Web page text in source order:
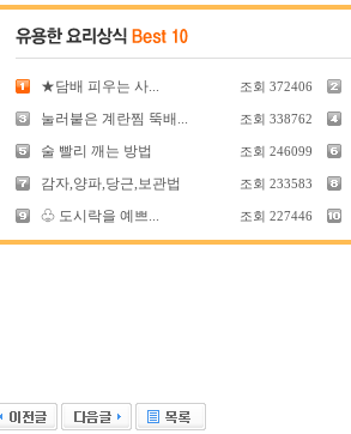
★담배 피우는 사... 조회 372406
눌러붙은 계란찜 뚝배... 조회 338762
술 빨리 깨는 방법 조회 246099
감자,양파,당근,보관법 조회 233583
♧ 도시락을 예쁘... 조회 227446